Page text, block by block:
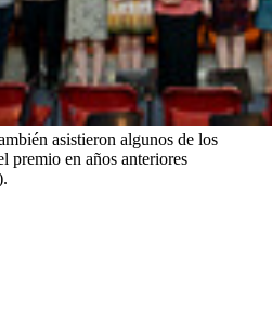
asistieron algunos de los
premio en años anteriores